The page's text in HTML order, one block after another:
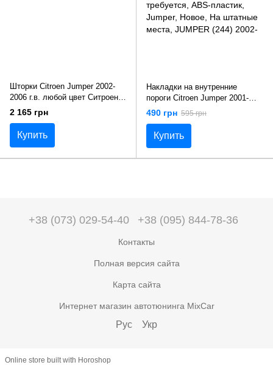
Шторки Citroen Jumper 2002-
2006 г.в. любой цвет Ситроен
Джампер
2 165 грн
Купить
Накладки на внутренние
пороги Citroen Jumper 2001-
2006 г.в.(244 кузов)
490 грн 595 грн
Купить
+38 (073) 029-54-40 +38 (095) 844-78-36
Контакты
Полная версия сайта
Карта сайта
Интернет магазин автотюнинга MixCar
Рус Укр
Online store built with Horoshop